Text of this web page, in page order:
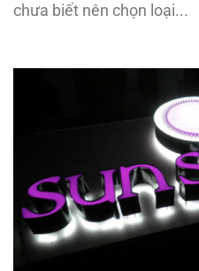
chưa biết nên chọn loại...